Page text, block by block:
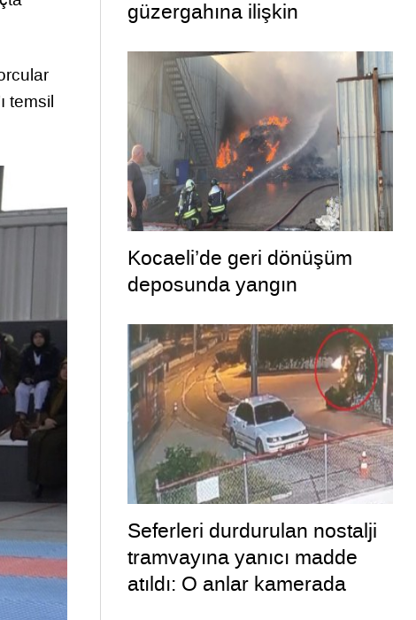
temsil
güzergahına ilişkin
Kocaeli’de geri dönüşüm
deposunda yangın
Seferleri durdurulan nostalji
tramvayına yanıcı madde
atıldı: O anlar kamerada